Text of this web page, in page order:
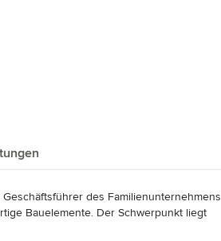
des Familienunternehmens
Bauelemente. Der Schwerpunkt liegt